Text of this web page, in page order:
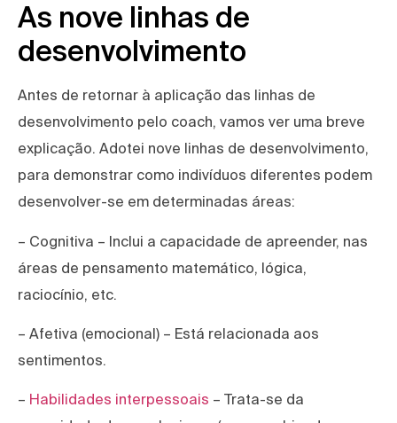
As nove linhas de
desenvolvimento
Antes de retornar à aplicação das linhas de
desenvolvimento pelo coach, vamos ver uma breve
explicação. Adotei nove linhas de desenvolvimento,
para demonstrar como indivíduos diferentes podem
desenvolver-se em determinadas áreas:
– Cognitiva – Inclui a capacidade de apreender, nas
áreas de pensamento matemático, lógica,
raciocínio, etc.
– Afetiva (emocional) – Está relacionada aos
sentimentos.
– Habilidades interpessoais – Trata-se da